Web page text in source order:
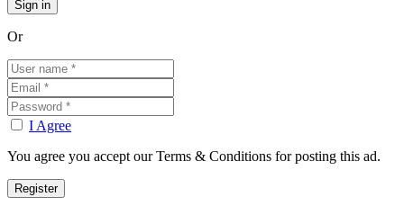
Or
I Agree
You agree you accept our Terms & Conditions for posting this ad.